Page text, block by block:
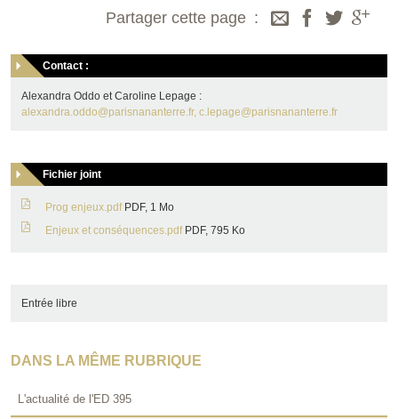
Partager cette page
Contact :
Alexandra Oddo et Caroline Lepage :
alexandra.oddo@parisnananterre.fr, c.lepage@parisnananterre.fr
Fichier joint
Prog enjeux.pdf PDF, 1 Mo
Enjeux et conséquences.pdf PDF, 795 Ko
Entrée libre
DANS LA MÊME RUBRIQUE
L'actualité de l'ED 395